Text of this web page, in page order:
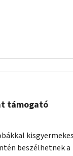
támogató
kisgyermekes
beszélhetnek a